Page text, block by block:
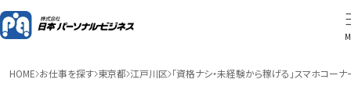
HOME お仕事を探す 東京都 江戸川区 「資格ナシ・未経験から稼げる」スマホコ